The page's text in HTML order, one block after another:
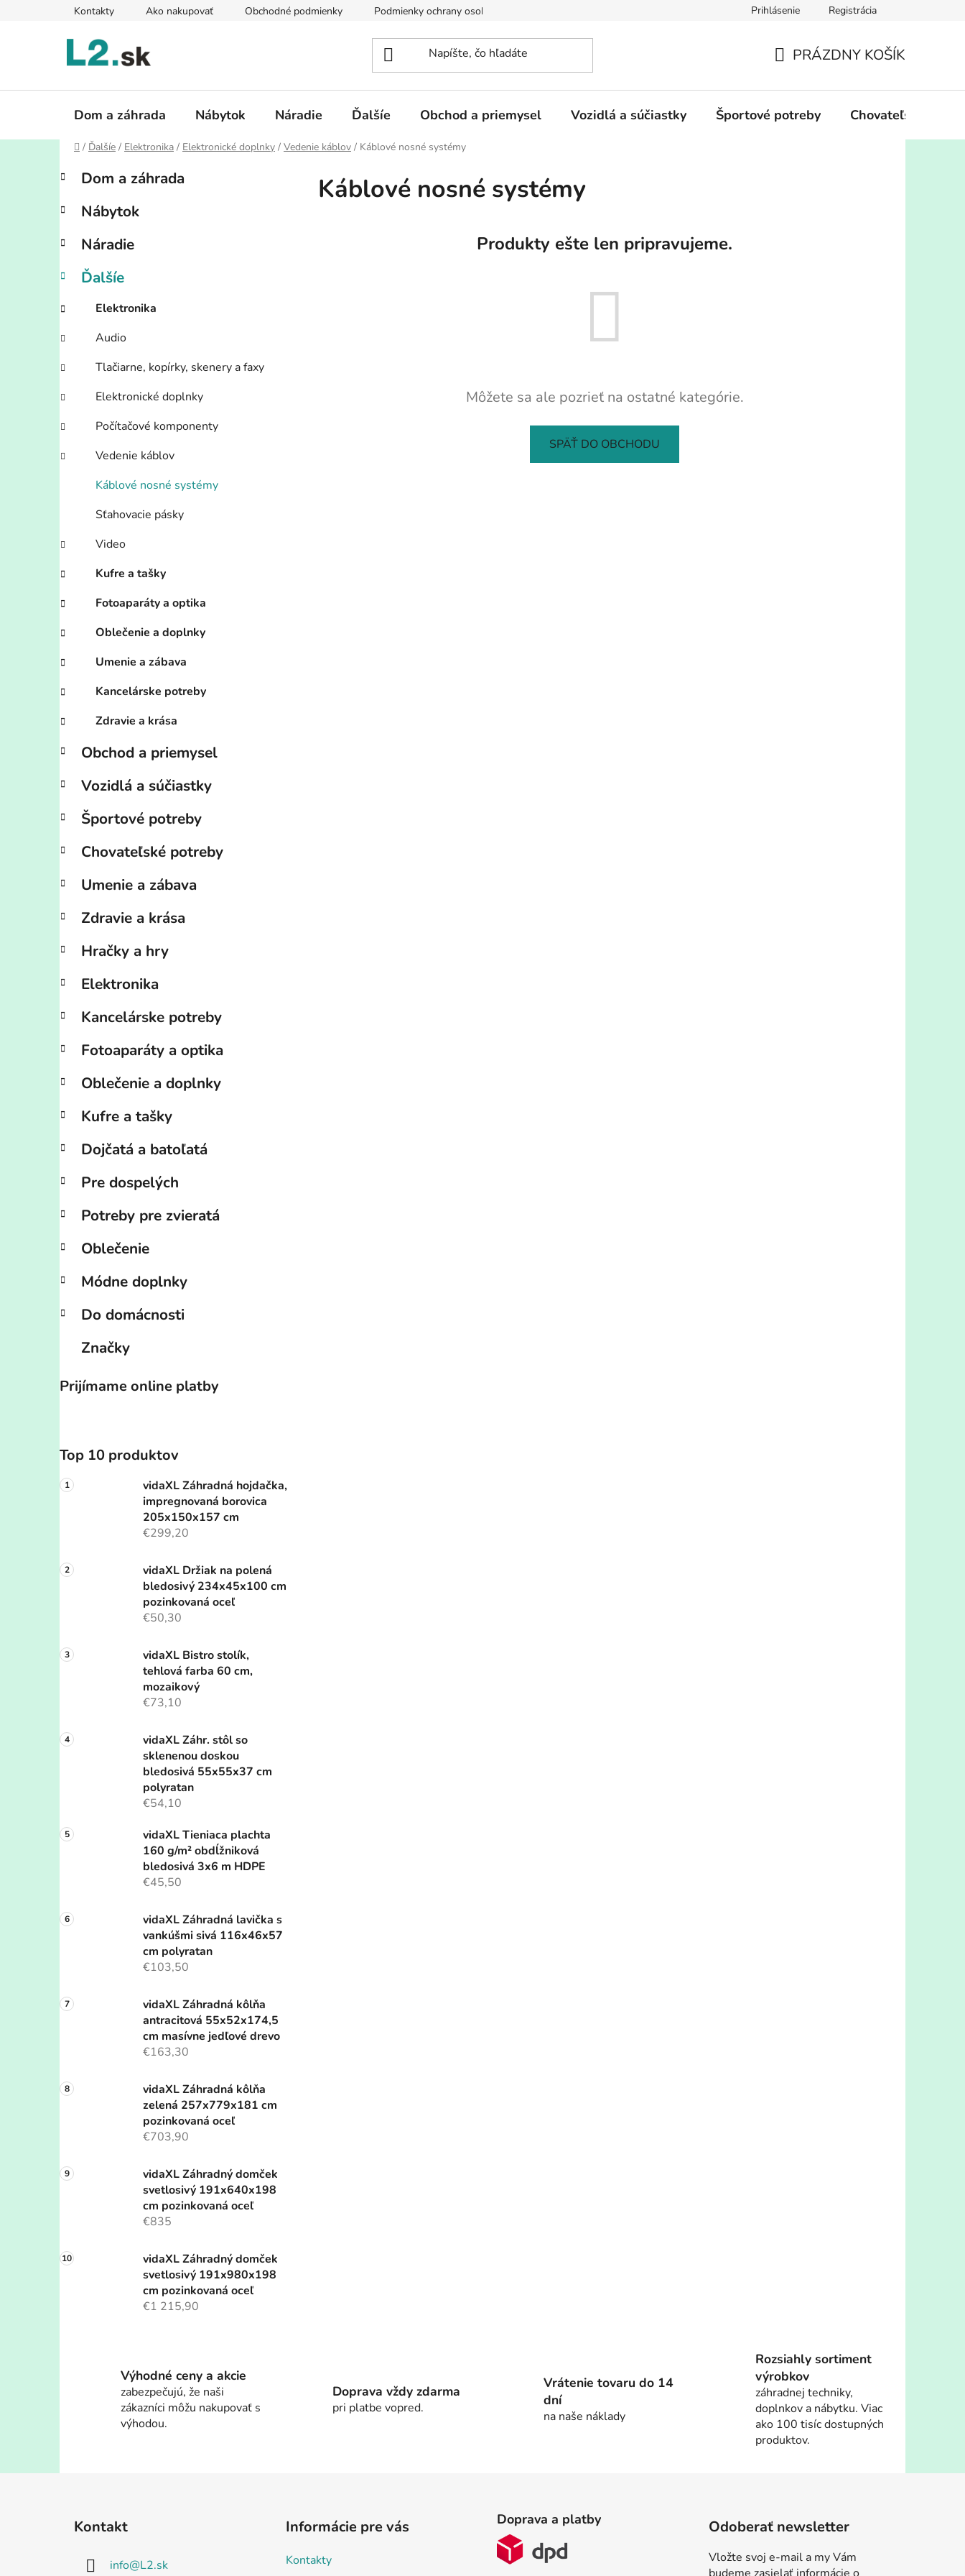
Kontakty Ako nakupovať Obchodné podmienky Podmienky ochrany osobných údajov Prihlásenie Registrácia
KOŠÍK
PRÁZDNY KOŠÍK
Dom a záhrada Nábytok Náradie Ďalšíe Obchod a priemysel Vozidlá a súčiastky Športové potreby Chovateľské
Domov
/ Ďalšíe / Elektronika / Elektronické doplnky / Vedenie káblov / Káblové nosné systémy
B
č
ý
a
n
e
l
Preskočiť
kategórie
K
a
e
ó
i
Dom a záhrada
Nábytok
Náradie
Ďalšíe
Elektronika
Audio
Tlačiarne, kopírky, skenery a faxy
Elektronické doplnky
Počítačové komponenty
Vedenie káblov
Káblové nosné systémy
Sťahovacie pásky
Video
Kufre a tašky
Fotoaparáty a optika
Oblečenie a doplnky
Umenie a zábava
Kancelárske potreby
Zdravie a krása
Obchod a priemysel
Vozidlá a súčiastky
Športové potreby
Chovateľské potreby
Umenie a zábava
Zdravie a krása
Hračky a hry
Elektronika
Kancelárske potreby
Fotoaparáty a optika
Oblečenie a doplnky
Kufre a tašky
Dojčatá a batoľatá
Pre dospelých
Potreby pre zvieratá
Oblečenie
Módne doplnky
Do domácnosti
Značky
Prijímame online platby
Top 10 produktov
vidaXL Záhradná hojdačka,
impregnovaná borovica
205x150x157 cm
€299,20
vidaXL Držiak na polená
bledosivý 234x45x100 cm
pozinkovaná oceľ
€50,30
vidaXL Bistro stolík,
tehlová farba 60 cm,
mozaikový
€73,10
vidaXL Záhr. stôl so
sklenenou doskou
bledosivá 55x55x37 cm
polyratan
€54,10
vidaXL Tieniaca plachta
160 g/m² obdĺžniková
bledosivá 3x6 m HDPE
€45,50
vidaXL Záhradná lavička s
vankúšmi sivá 116x46x57
cm polyratan
€103,50
vidaXL Záhradná kôlňa
antracitová 55x52x174,5
cm masívne jedľové drevo
€163,30
vidaXL Záhradná kôlňa
zelená 257x779x181 cm
pozinkovaná oceľ
€703,90
vidaXL Záhradný domček
svetlosivý 191x640x198
cm pozinkovaná oceľ
€835
vidaXL Záhradný domček
svetlosivý 191x980x198
cm pozinkovaná oceľ
€1 215,90
Káblové nosné systémy
Produkty ešte len pripravujeme.
Môžete sa ale pozrieť na ostatné kategórie.
SPÄŤ DO OBCHODU
Výhodné ceny a akcie
zabezpečujú, že naši
zákazníci môžu nakupovať s
výhodou.
Doprava vždy zdarma
pri platbe vopred.
Vrátenie tovaru do 14
dní
na naše náklady
Rozsiahly sortiment
výrobkov
záhradnej techniky,
doplnkov a nábytku. Viac
ako 100 tisíc dostupných
produktov.
Kontakt
info@L2.sk
Informácie pre vás
Kontakty
Doprava a platby Odoberať newsletter
Vložte svoj e-mail a my Vám